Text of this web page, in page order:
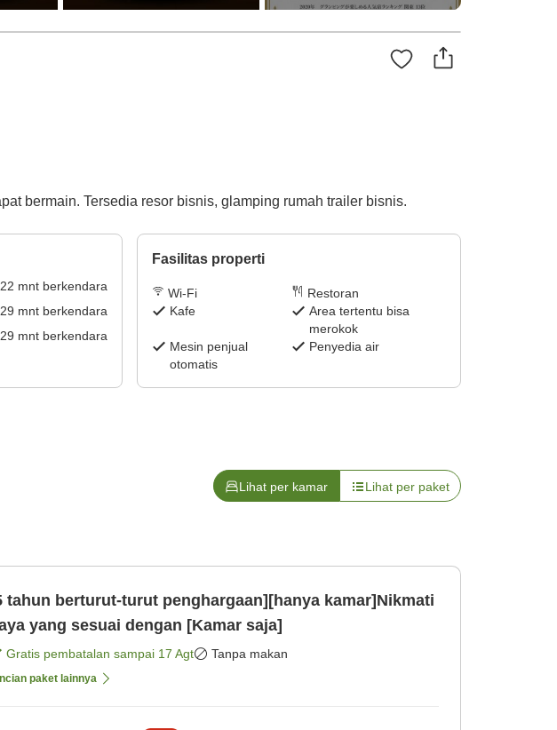
bermain. Tersedia resor bisnis, glamping rumah trailer bisnis.
22 mnt berkendara
29 mnt berkendara
29 mnt berkendara
Fasilitas properti
Wi-Fi
Restoran
Kafe
Area tertentu bisa
merokok
Mesin penjual
otomatis
Penyedia air
Lihat per kamar Lihat per paket
tahun berturut-turut penghargaan][hanya kamar]Nikmati
yang sesuai dengan [Kamar saja]
Gratis pembatalan sampai 17 Agt Tanpa makan
paket lainnya